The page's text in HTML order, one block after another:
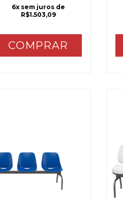
6x sem juros de
R$1.503,09